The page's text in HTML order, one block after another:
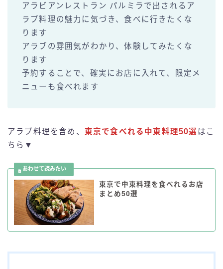
アラビアンレストラン パルミラで出されるア
ラブ料理の魅力に気づき、食べに行きたくな
ります
アラブの雰囲気がわかり、体験してみたくな
ります
予約することで、確実にお店に入れて、限定メ
ニューも食べれます
アラブ料理を含め、 東京で食べれる中東料理50選 はこ
ちら▼
東京で中東料理を食べれるお店
まとめ50選